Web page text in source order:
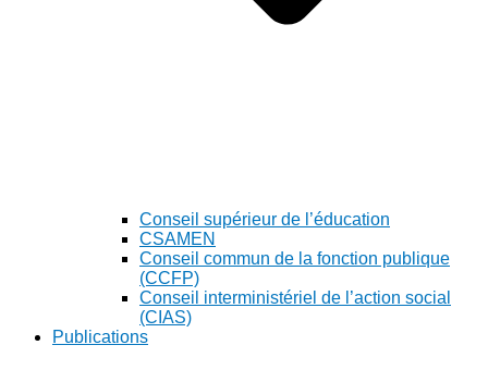
Conseil supérieur de l’éducation
CSAMEN
Conseil commun de la fonction publique
(CCFP)
Conseil interministériel de l’action social
(CIAS)
Publications